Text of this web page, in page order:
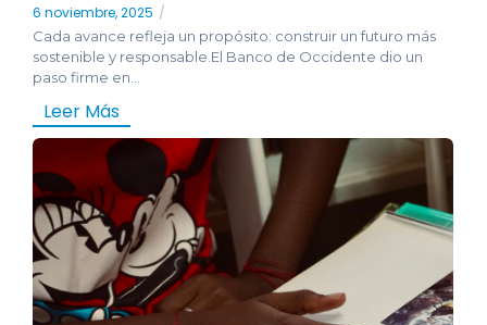
6 noviembre, 2025 /
Cada avance refleja un propósito: construir un futuro más
sostenible y responsable.El Banco de Occidente dio un
paso firme en...
Leer Más